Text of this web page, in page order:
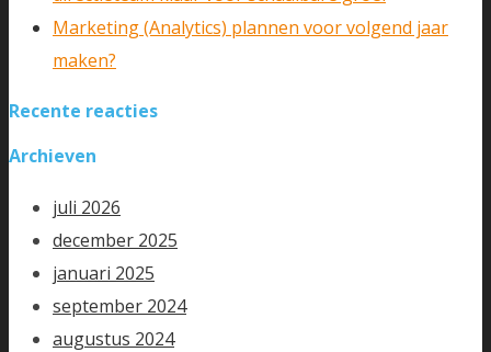
Marketing (Analytics) plannen voor volgend jaar
maken?
Recente reacties
Archieven
juli 2026
december 2025
januari 2025
september 2024
augustus 2024